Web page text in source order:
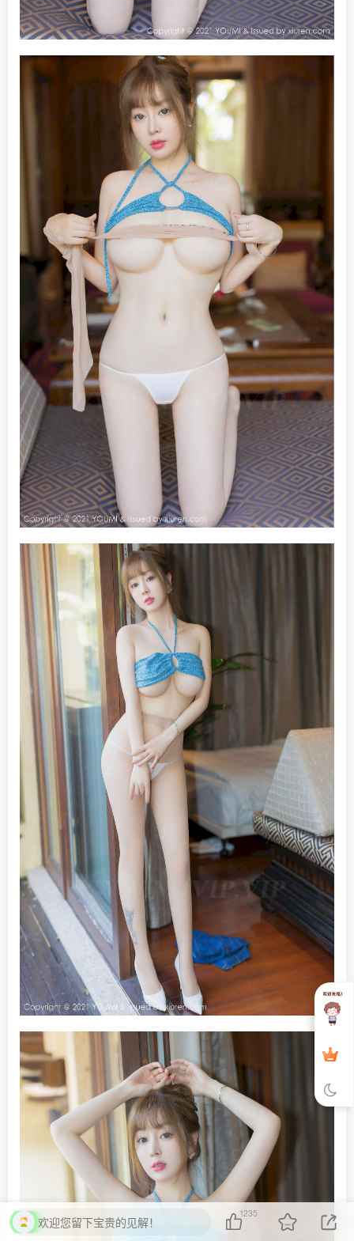
欢迎您留下宝贵的见解！
1235